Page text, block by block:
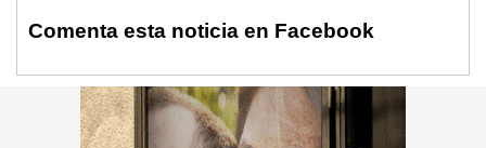
Comenta esta noticia en Facebook